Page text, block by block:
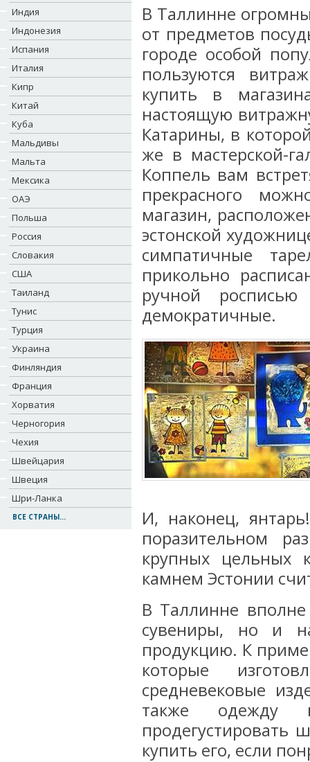
Индия
Индонезия
Испания
Италия
Кипр
Китай
Куба
Мальдивы
Мальта
Мексика
ОАЭ
Польша
Россия
Словакия
США
Таиланд
Тунис
Турция
Украина
Финляндия
Франция
Хорватия
Черногория
Чехия
Швейцария
Швеция
Шри-Ланка
ВСЕ СТРАНЫ...
В Таллинне
от предметов
городе особой
пользуются
купить в
настоящую
Катарины, в
же в мастерской-
Коппель вам
прекрасного
магазин,
эстонской
симпатичные
прикольно
ручной
демократичные.
И, наконец,
поразительном
крупных цельных
камнем Эстонии
В Таллинне
сувениры, но и
продукцию. К
которые
средневековые
также одежду
продегустировать
купить его, если